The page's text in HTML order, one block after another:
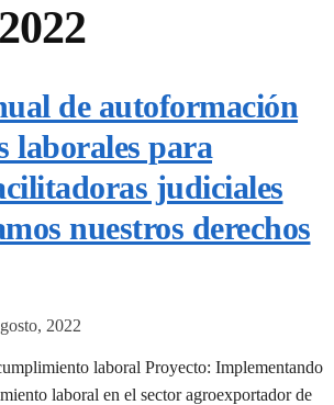
de autoformación
laborales para
judiciales
nuestros derechos
2022
laboral Proyecto: Implementando
laboral en el sector agroexportador de